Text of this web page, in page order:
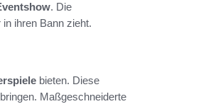
. Die
ihren Bann zieht.
bieten. Diese
Maßgeschneiderte